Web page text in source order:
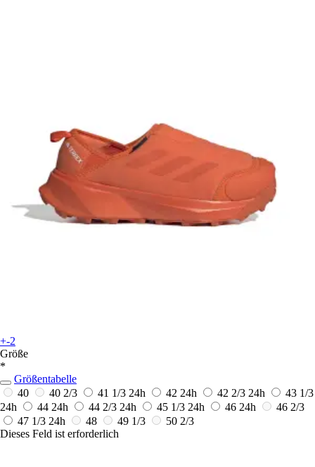
+-2
Größe
*
Größentabelle
40
40 2/3 41 1/3 24h 42 24h 42 2/3 24h
43 1/3
24h
44 24h 44 2/3 24h 45 1/3 24h 46 24h
46 2/3
47 1/3 24h 48 49 1/3
50 2/3
Dieses Feld ist erforderlich